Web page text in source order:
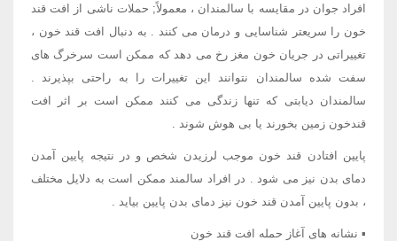
افراد جوان در مقایسه با سالمندان ، معمولاً; حملات ناشی از افت قند
خون را سریعتر شناسایی و درمان می کنند . به دنبال افت قند خون ،
تغییراتی در جریان خون مغز رخ می دهد که ممکن است سرخرگ های
سفت شده سالمندان نتوانند این تغییرات را به راحتی بپذیرند .
سالمندان دیابتی که تنها زندگی می کنند ممکن است بر اثر افت
قندخون زمین بخورند یا بی هوش شوند .
پایین افتادن قند خون موجب لرزیدن شخص و در نتیجه پایین آمدن
دمای بدن نیز می شود . در افراد سالمند ممکن است به دلایل مختلف
، بدون پایین آمدن قند خون نیز دمای بدن پایین بیاید .
▪ نشانه های آغاز حمله افت قند خون